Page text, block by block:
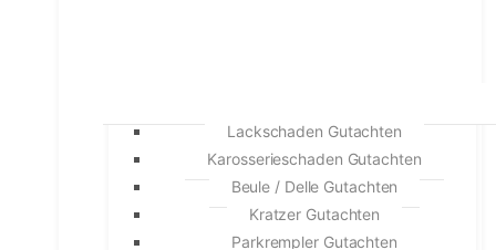
Lackschaden Gutachten
Karosserieschaden Gutachten
Beule / Delle Gutachten
Kratzer Gutachten
Parkrempler Gutachten